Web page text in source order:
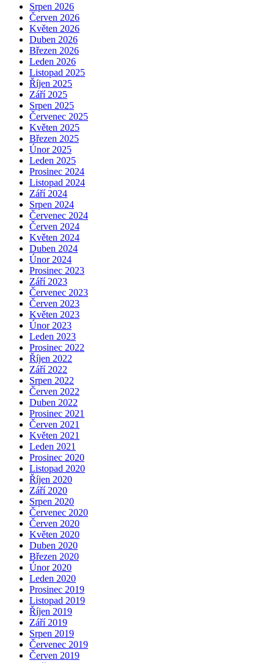
Srpen 2026
Červen 2026
Květen 2026
Duben 2026
Březen 2026
Leden 2026
Listopad 2025
Říjen 2025
Září 2025
Srpen 2025
Červenec 2025
Květen 2025
Březen 2025
Únor 2025
Leden 2025
Prosinec 2024
Listopad 2024
Září 2024
Srpen 2024
Červenec 2024
Červen 2024
Květen 2024
Duben 2024
Únor 2024
Prosinec 2023
Září 2023
Červenec 2023
Červen 2023
Květen 2023
Únor 2023
Leden 2023
Prosinec 2022
Říjen 2022
Září 2022
Srpen 2022
Červen 2022
Duben 2022
Prosinec 2021
Červen 2021
Květen 2021
Leden 2021
Prosinec 2020
Listopad 2020
Říjen 2020
Září 2020
Srpen 2020
Červenec 2020
Červen 2020
Květen 2020
Duben 2020
Březen 2020
Únor 2020
Leden 2020
Prosinec 2019
Listopad 2019
Říjen 2019
Září 2019
Srpen 2019
Červenec 2019
Červen 2019